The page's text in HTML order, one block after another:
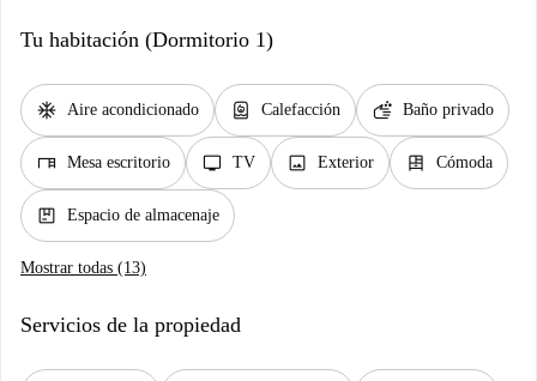
Tu habitación (Dormitorio 1)
ac_unit Aire acondicionado water_heater Calefacción soap Baño privado
desk Mesa escritorio tv TV image Exterior dresser Cómoda
package Espacio de almacenaje
Mostrar todas (13)
Servicios de la propiedad